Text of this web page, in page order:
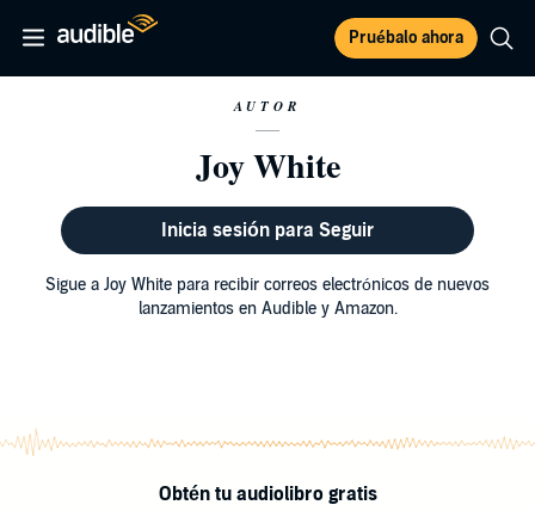
Pruébalo ahora
AUTOR
Joy White
Inicia sesión para Seguir
Sigue a Joy White para recibir correos electrónicos de nuevos
lanzamientos en Audible y Amazon.
Obtén tu audiolibro gratis